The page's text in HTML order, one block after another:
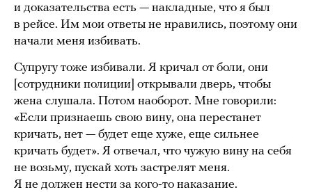
и доказательства есть — накладные, что я был
в рейсе. Им мои ответы не нравились, поэтому они
начали меня избивать.
Супругу тоже избивали. Я кричал от боли, они
[сотрудники полиции] открывали дверь, чтобы
жена слушала. Потом наоборот. Мне говорили:
«Если признаешь свою вину, она перестанет
кричать, нет — будет еще хуже, еще сильнее
кричать будет». Я отвечал, что чужую вину на себя
не возьму, пускай хоть застрелят меня.
Я не должен нести за кого-то наказание.